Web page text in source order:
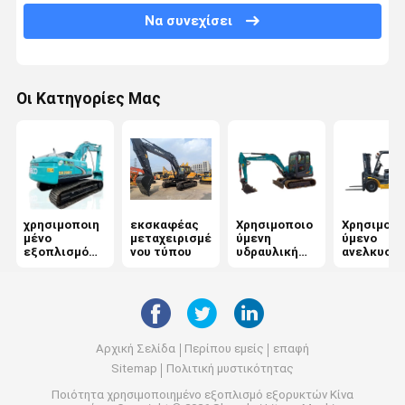
Να συνεχίσει
Οι Κατηγορίες Μας
χρησιμοποιη
μένο
εξοπλισμό
εκσκαφέας
μεταχειρισμέ
νου τύπου
Χρησιμοποιο
ύμενη
υδραυλική
ύμενο
Αρχική Σελίδα Περίπου εμείς
επαφή
Sitemap
Πολιτική μυστικότητας
Ποιότητα χρησιμοποιημένο εξοπλισμό εξορυκτών Κίνα